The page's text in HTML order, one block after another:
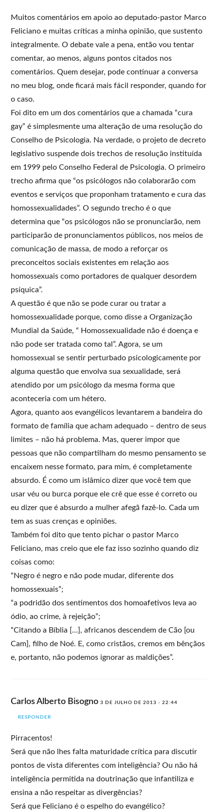
Muitos comentários em apoio ao deputado-pastor Marco
Feliciano e muitas críticas a minha opinião, que sustento
integralmente. O debate vale a pena, então vou tentar
comentar, ao menos, alguns pontos citados nos
comentários. Quem desejar, pode continuar a conversa
no meu blog, onde ficará mais fácil responder, quando for
o caso.
Foi dito em um dos comentários que a chamada “cura
gay” é simplesmente uma alteração de uma resolução do
Conselho de Psicologia. Na verdade, o projeto de decreto
legislativo suspende dois trechos de resolução instituída
em 1999 pelo Conselho Federal de Psicologia. O primeiro
trecho afirma que “os psicólogos não colaborarão com
eventos e serviços que proponham tratamento e cura das
homossexualidades”. O segundo trecho é o que
determina que “os psicólogos não se pronunciarão, nem
participarão de pronunciamentos públicos, nos meios de
comunicação de massa, de modo a reforçar os
preconceitos sociais existentes em relação aos
homossexuais como portadores de qualquer desordem
psíquica”.
A questão é que não se pode curar ou tratar a
homossexualidade porque, como disse a Organização
Mundial da Saúde, “ Homossexualidade não é doença e
não pode ser tratada como tal”. Agora, se um
homossexual se sentir perturbado psicologicamente por
alguma questão que envolva sua sexualidade, será
atendido por um psicólogo da mesma forma que
aconteceria com um hétero.
Agora, quanto aos evangélicos levantarem a bandeira do
formato de família que acham adequado – dentro de seus
limites – não há problema. Mas, querer impor que
pessoas que não compartilham do mesmo pensamento se
encaixem nesse formato, para mim, é completamente
absurdo. É como um islâmico dizer que você tem que
usar véu ou burca porque ele crê que esse é correto ou
eu dizer que é absurdo a mulher afegã fazê-lo. Cada um
tem as suas crenças e opiniões.
Também foi dito que tento pichar o pastor Marco
Feliciano, mas creio que ele faz isso sozinho quando diz
coisas como:
“Negro é negro e não pode mudar, diferente dos
homossexuais”;
“a podridão dos sentimentos dos homoafetivos leva ao
ódio, ao crime, à rejeição”;
“Citando a Bíblia […], africanos descendem de Cão [ou
Cam], filho de Noé. E, como cristãos, cremos em bênçãos
e, portanto, não podemos ignorar as maldições”.
Carlos Alberto Bisogno3 DE JULHO DE 2013 - 22:44
RESPONDER
Pirracentos!
Será que não lhes falta maturidade crítica para discutir
pontos de vista diferentes com inteligência? Ou não há
inteligência permitida na doutrinação que infantiliza e
ensina a não respeitar as divergências?
Será que Feliciano é o espelho do evangélico?